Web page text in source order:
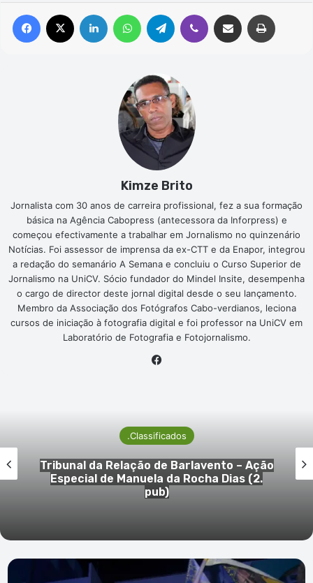
Facebook Linkedin WhatsAppTelegram Viber Compartilhar via e-mail
Kimze Brito
Jornalista com 30 anos de carreira profissional, fez a sua formação
básica na Agência Cabopress (antecessora da Inforpress) e
começou efectivamente a trabalhar em Jornalismo no quinzenário
Notícias. Foi assessor de imprensa da ex-CTT e da Enapor, integrou
a redação do semanário A Semana e concluiu o Curso Superior de
Jornalismo na UniCV. Sócio fundador do Mindel Insite, desempenha
o cargo de director deste jornal digital desde o seu lançamento.
Membro da Associação dos Fotógrafos Cabo-verdianos, leciona
cursos de iniciação à fotografia digital e foi professor na UniCV em
Laboratório de Fotografia e Fotojornalismo.
.Classificados
Tribunal da Relação de Barlavento – Ação
Especial de Manuela da Rocha Dias (2.
pub)
PAICV